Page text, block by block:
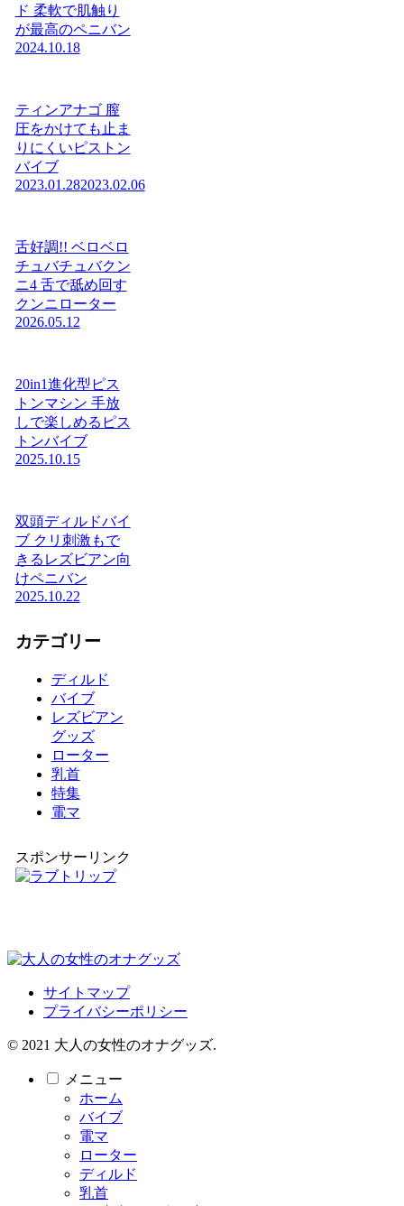
ド 柔軟で肌触り
が最高のペニバン
2024.10.18
ティンアナゴ 膣
圧をかけても止ま
りにくいピストン
バイブ
2023.01.282023.02.06
舌好調!! ベロベロ
チュバチュバクン
ニ4 舌で舐め回す
クンニローター
2026.05.12
20in1進化型ピス
トンマシン 手放
しで楽しめるピス
トンバイブ
2025.10.15
双頭ディルドバイ
ブ クリ刺激もで
きるレズビアン向
けペニバン
2025.10.22
カテゴリー
ディルド
バイブ
レズビアン
グッズ
ローター
乳首
特集
電マ
スポンサーリンク
サイトマップ
プライバシーポリシー
© 2021 大人の女性のオナグッズ.
メニュー
ホーム
バイブ
電マ
ローター
ディルド
乳首